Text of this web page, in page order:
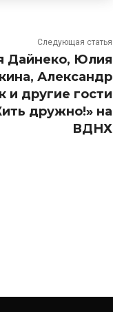
Следующая статья
Дайнеко, Юлия
Александр
и другие гости
дружно!» на
ВДНХ